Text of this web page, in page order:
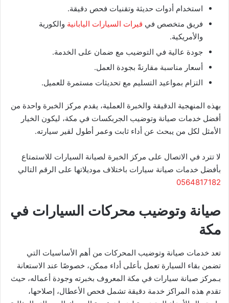
استخدام أدوات حديثة وتقنيات فحص دقيقة.
فريق متخصص في قيرات السيارات اليابانية والكورية
والأمريكية.
جودة عالية في التوضيب مع ضمان على الخدمة.
أسعار مناسبة مقارنةً بجودة العمل.
التزام بمواعيد التسليم مع تحديثات مستمرة للعميل.
بهذه المنهجية الدقيقة والخبرة العملية، يقدم مركز الخبرة واحدة من
أفضل خدمات صيانة وتوضيب الجربكسات في مكة، ليكون الخيار
الأمثل لكل من يبحث عن أداء ثابت وعمر أطول لقير سيارته.
لا تترد في الاتصال على مركز الخبرة لصيانة السيارات للاستمتاع
بأفضل خدمات صيانة سيارات باختلاف موديلاتها على الرقم التالي
0564817182
صيانة وتوضيب محركات السيارات في
مكة
تعد خدمات صيانة وتوضيب المحركات من أهم الأساسيات التي
تضمن بقاء السيارة تعمل بأعلى أداء ممكن، خصوصًا عند الاستعانة
بـمركز صيانة سيارات في مكة المعروف بخبرته وجودة أعماله، حيث
تقدم هذه المراكز خدمة دقيقة تشمل فحص الأعطال، إصلاحها،